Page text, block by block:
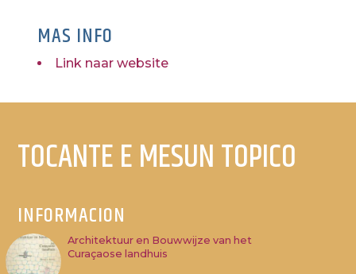
MAS INFO
Link naar website
TOCANTE E MESUN TOPICO
INFORMACION
Architektuur en Bouwwijze van het
Curaçaose landhuis